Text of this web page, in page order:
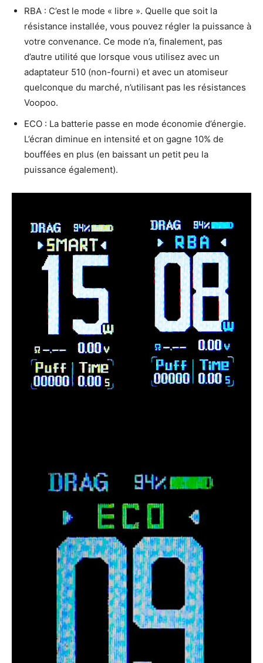
RBA : C’est le mode « libre ». Quelle que soit la
résistance installée, vous pouvez régler la puissance à
votre convenance. Ce mode n’a, finalement, pas
d’autre utilité que lorsque vous utilisez avec un
adaptateur 510 (non-fourni) et avec un atomiseur
quelconque du marché, n’utilisant pas les résistances
Voopoo.
ECO : La batterie passe en mode économie d’énergie.
L’écran diminue en intensité et on gagne 10% de
bouffées en plus (en baissant un petit peu la
puissance également).